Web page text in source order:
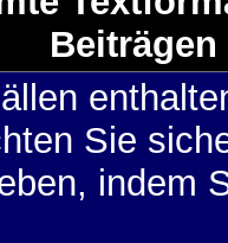
Sie
indem